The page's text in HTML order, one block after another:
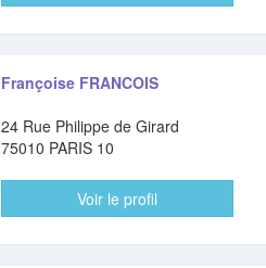
Françoise FRANCOIS
24 Rue Philippe de Girard
75010 PARIS 10
Voir le profil